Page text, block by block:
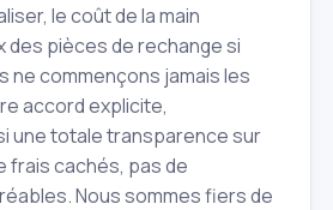
le coût de la main
pièces de rechange si
ne commençons jamais les
accord explicite,
une totale transparence sur
frais cachés, pas de
Nous sommes fiers de